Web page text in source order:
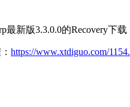
最新版3.3.0.0的Recovery下载
https://www.xtdiguo.com/